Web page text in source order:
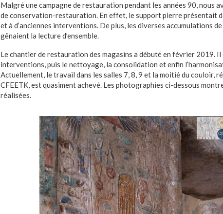
Malgré une campagne de restauration pendant les années 90, nous
de conservation-restauration. En effet, le support pierre présentait
et à d’anciennes interventions. De plus, les diverses accumulations
gênaient la lecture d’ensemble.
Le chantier de restauration des magasins a débuté en février 2019.
interventions, puis le nettoyage, la consolidation et enfin
Actuellement, le travail dans les salles 7, 8, 9 et la moitié du couloir,
CFEETK, est quasiment achevé. Les photographies ci-dessous
réalisées.